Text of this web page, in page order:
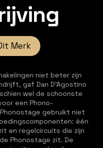
Merk
niet beter zijn
gaf Dan D’Agostino
wel de schoonste
een Phono-
gebruikt niet
één
en regelcircuits die zijn
Phonostage zit. De